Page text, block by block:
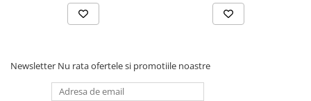
Depozitare jucarii
Jucarii si accesorii
Depozitare si organizare
Newsletter Nu rata ofertele si promotiile noastre